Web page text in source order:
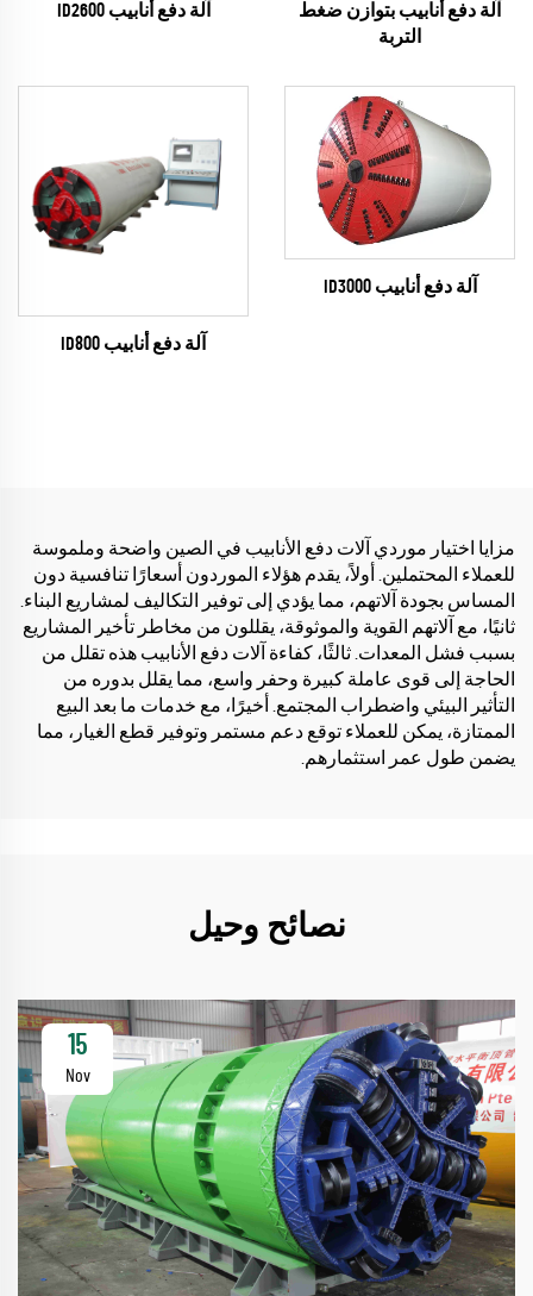
آلة دفع أنابيب بتوازن ضغط
التربة
آلة دفع أنابيب ID2600
آلة دفع أنابيب ID3000
آلة دفع أنابيب ID800
مزايا اختيار موردي آلات دفع الأنابيب في الصين واضحة وملموسة
للعملاء المحتملين. أولاً، يقدم هؤلاء الموردون أسعارًا تنافسية دون
المساس بجودة آلاتهم، مما يؤدي إلى توفير التكاليف لمشاريع البناء.
ثانيًا، مع آلاتهم القوية والموثوقة، يقللون من مخاطر تأخير المشاريع
بسبب فشل المعدات. ثالثًا، كفاءة آلات دفع الأنابيب هذه تقلل من
الحاجة إلى قوى عاملة كبيرة وحفر واسع، مما يقلل بدوره من
التأثير البيئي واضطراب المجتمع. أخيرًا، مع خدمات ما بعد البيع
الممتازة، يمكن للعملاء توقع دعم مستمر وتوفير قطع الغيار، مما
يضمن طول عمر استثمارهم.
نصائح وحيل
15
Nov